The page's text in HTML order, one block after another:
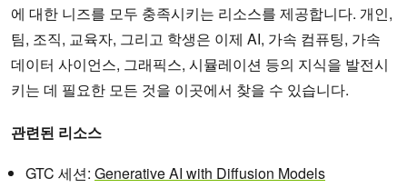
에 대한 니즈를 모두 충족시키는 리소스를 제공합니다. 개인,
팀, 조직, 교육자, 그리고 학생은 이제 AI, 가속 컴퓨팅, 가속
데이터 사이언스, 그래픽스, 시뮬레이션 등의 지식을 발전시
키는 데 필요한 모든 것을 이곳에서 찾을 수 있습니다.
관련된 리소스
GTC 세션: Generative AI with Diffusion Models